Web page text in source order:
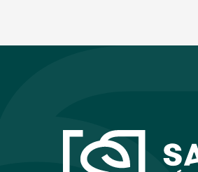
L'Echapétoire
Aqua Monkey Island
L'étrier de Vitrac